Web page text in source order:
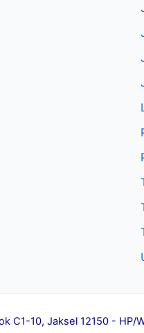
C1-10, Jaksel 12150 - HP/